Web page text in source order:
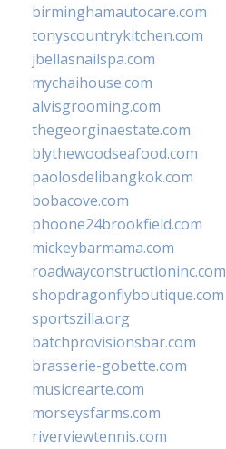
birminghamautocare.com
tonyscountrykitchen.com
jbellasnailspa.com
mychaihouse.com
alvisgrooming.com
thegeorginaestate.com
blythewoodseafood.com
paolosdelibangkok.com
bobacove.com
phoone24brookfield.com
mickeybarmama.com
roadwayconstructioninc.com
shopdragonflyboutique.com
sportszilla.org
batchprovisionsbar.com
brasserie-gobette.com
musicrearte.com
morseysfarms.com
riverviewtennis.com